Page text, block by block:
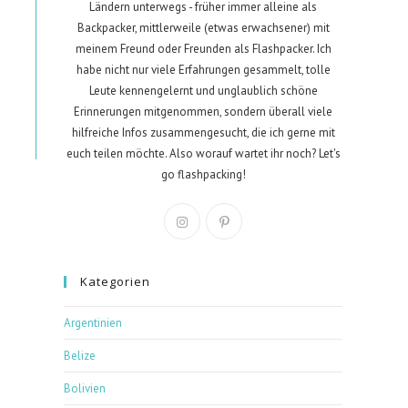
Ländern unterwegs - früher immer alleine als
Backpacker, mittlerweile (etwas erwachsener) mit
meinem Freund oder Freunden als Flashpacker. Ich
habe nicht nur viele Erfahrungen gesammelt, tolle
Leute kennengelernt und unglaublich schöne
Erinnerungen mitgenommen, sondern überall viele
hilfreiche Infos zusammengesucht, die ich gerne mit
euch teilen möchte. Also worauf wartet ihr noch? Let's
go flashpacking!
Opens
Kategorien
Argentinien
Belize
Bolivien